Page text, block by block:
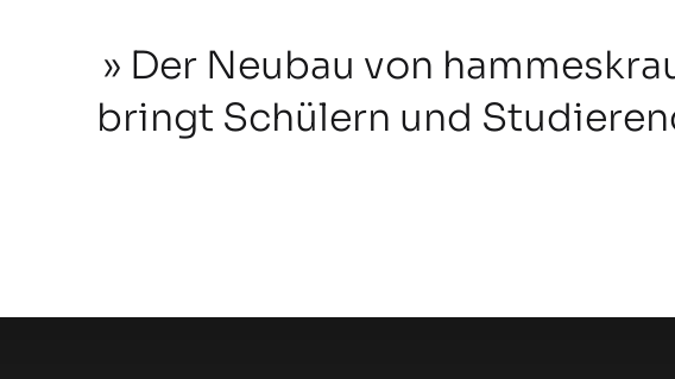
Der Neubau von
bringt Schülern und